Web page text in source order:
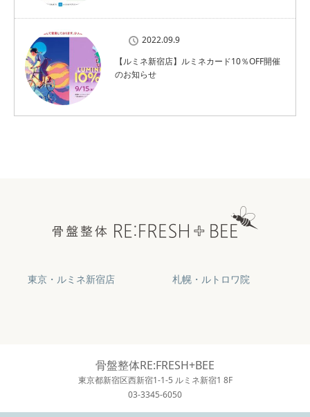
2022.09.9
【ルミネ新宿店】ルミネカード10％OFF開催
のお知らせ
東京・ルミネ新宿店 札幌・ルトロワ院
骨盤整体RE:FRESH+BEE
東京都新宿区西新宿1-1-5 ルミネ新宿1 8F
03-3345-6050